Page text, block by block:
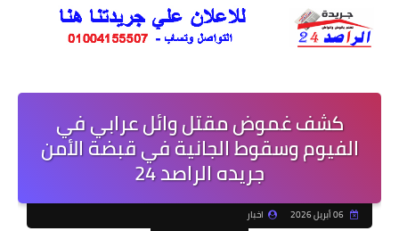
كشف غموض مقتل وائل عرابي في
الفيوم وسقوط الجانية في قبضة الأمن
جريده الراصد 24
اخبار